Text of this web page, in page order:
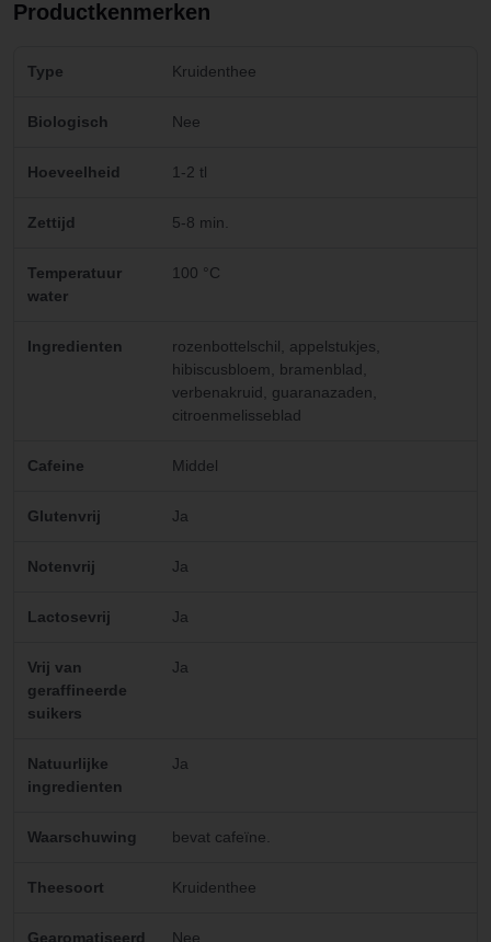
Productkenmerken
Type Kruidenthee
Biologisch Nee
Hoeveelheid 1-2 tl
Zettijd 5-8 min.
Temperatuur
water
100 °C
Ingredienten
rozenbottelschil, appelstukjes,
hibiscusbloem, bramenblad,
verbenakruid, guaranazaden,
citroenmelisseblad
Cafeine Middel
Glutenvrij Ja
Notenvrij Ja
Lactosevrij Ja
Vrij van
geraffineerde
suikers
Ja
Natuurlijke
ingredienten
Ja
Waarschuwing bevat cafeïne.
Theesoort Kruidenthee
Gearomatiseerd Nee